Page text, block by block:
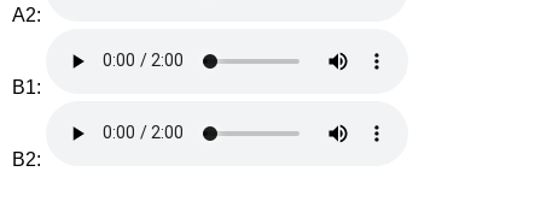
A2:
B1:
B2: